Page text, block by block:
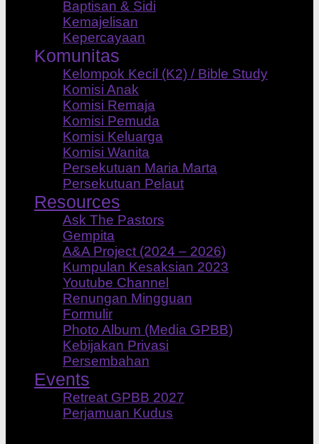
Baptisan & Sidi
Kemajelisan
Kepercayaan
Komunitas
Kelompok Kecil (K2) / Bible Study
Komisi Anak
Komisi Remaja
Komisi Pemuda
Komisi Keluarga
Komisi Wanita
Persekutuan Maria Marta
Persekutuan Pelaut
Resources
Ask The Pastors
Gempita
A&A Project (2024 – 2026)
Kumpulan Kesaksian 2023
Youtube Channel
Renungan Mingguan
Formulir
Photo Album (Media GPBB)
Kebijakan Privasi
Persembahan
Events
Retreat GPBB 2027
Perjamuan Kudus